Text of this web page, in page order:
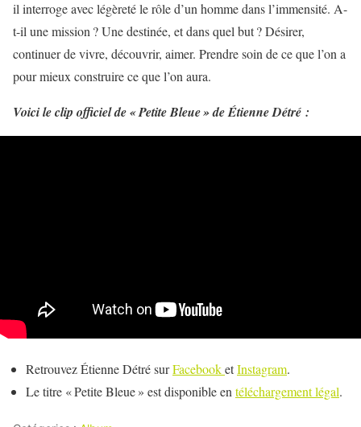
il interroge avec légèreté le rôle d’un homme dans l’immensité. A-
t-il une mission ? Une destinée, et dans quel but ? Désirer,
continuer de vivre, découvrir, aimer. Prendre soin de ce que l’on a
pour mieux construire ce que l’on aura.
Voici le clip officiel de « Petite Bleue » de Étienne Détré :
Retrouvez Étienne Détré surFacebooketInstagram.
Le titre « Petite Bleue » est disponible en téléchargement légal.